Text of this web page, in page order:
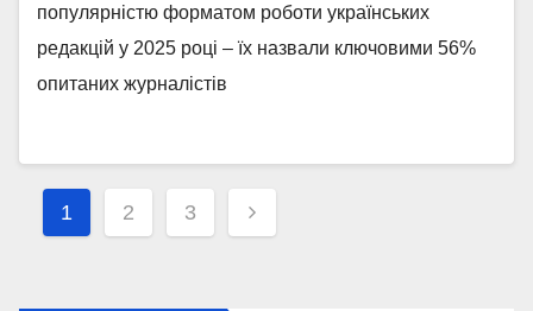
популярністю форматом роботи українських
редакцій у 2025 році – їх назвали ключовими 56%
опитаних журналістів
Навігація
записів
1 2 3